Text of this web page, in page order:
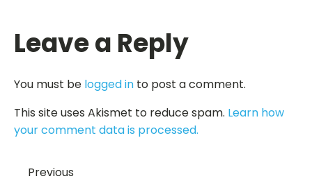
Leave a Reply
You must be logged in to post a comment.
This site uses Akismet to reduce spam. Learn how
your comment data is processed.
Previous